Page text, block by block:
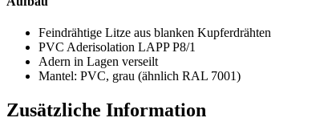
Feindrähtige Litze aus blanken Kupferdrähten
PVC Aderisolation LAPP P8/1
Adern in Lagen verseilt
Mantel: PVC, grau (ähnlich RAL 7001)
Zusätzliche Information